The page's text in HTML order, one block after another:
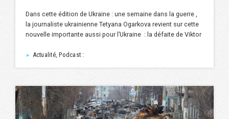
Dans cette édition de Ukraine : une semaine dans la guerre ,
la journaliste ukrainienne Tetyana Ogarkova revient sur cette
nouvelle importante aussi pour l’Ukraine : la défaite de Viktor
► Actualité, Podcast :